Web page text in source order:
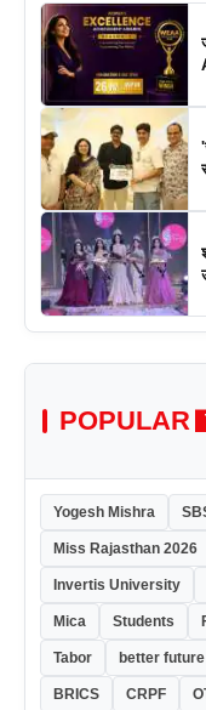
POPULAR
Yogesh Mishra
Miss Rajasthan 2026
Invertis University
Mica Students
Tabor better
BRICS CRPF